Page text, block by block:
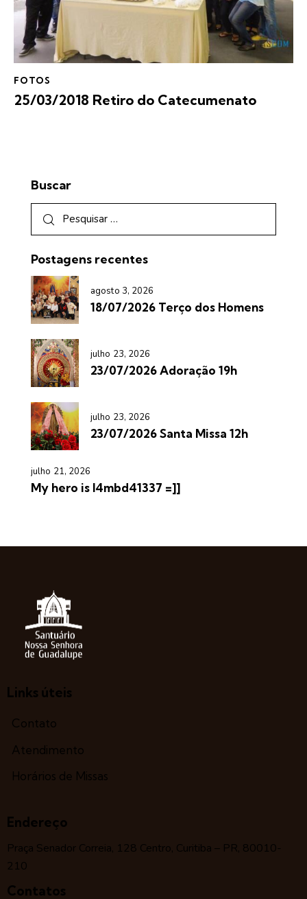
FOTOS
25/03/2018 Retiro do Catecumenato
Buscar
Postagens recentes
agosto 3, 2026
18/07/2026 Terço dos Homens
julho 23, 2026
23/07/2026 Adoração 19h
julho 23, 2026
23/07/2026 Santa Missa 12h
julho 21, 2026
My hero is l4mbd41337 =]]
Links úteis
Contato
Atendimento
Horários de Missas
Endereço
Praça Senador Correia, 128 Centro, Curitiba – PR, 80010-
210
Contatos